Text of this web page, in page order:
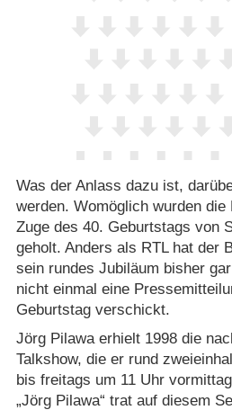
Was der Anlass dazu ist,
werden. Womöglich wurden
Zuge des 40. Geburtstags von
geholt. Anders als RTL hat der
sein rundes Jubiläum bisher
nicht einmal eine
Geburtstag verschickt.
Jörg Pilawa erhielt 1998 die
Talkshow, die er rund
bis freitags um 11 Uhr
„Jörg Pilawa“ trat auf diesem